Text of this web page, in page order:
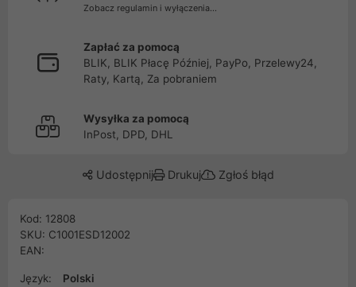
Zobacz regulamin i wyłączenia...
Zapłać za pomocą
BLIK, BLIK Płacę Później, PayPo, Przelewy24,
Raty, Kartą, Za pobraniem
Wysyłka za pomocą
InPost, DPD, DHL
Udostępnij Drukuj Zgłoś błąd
Kod: 12808
SKU: C1001ESD12002
EAN:
Język:
Polski